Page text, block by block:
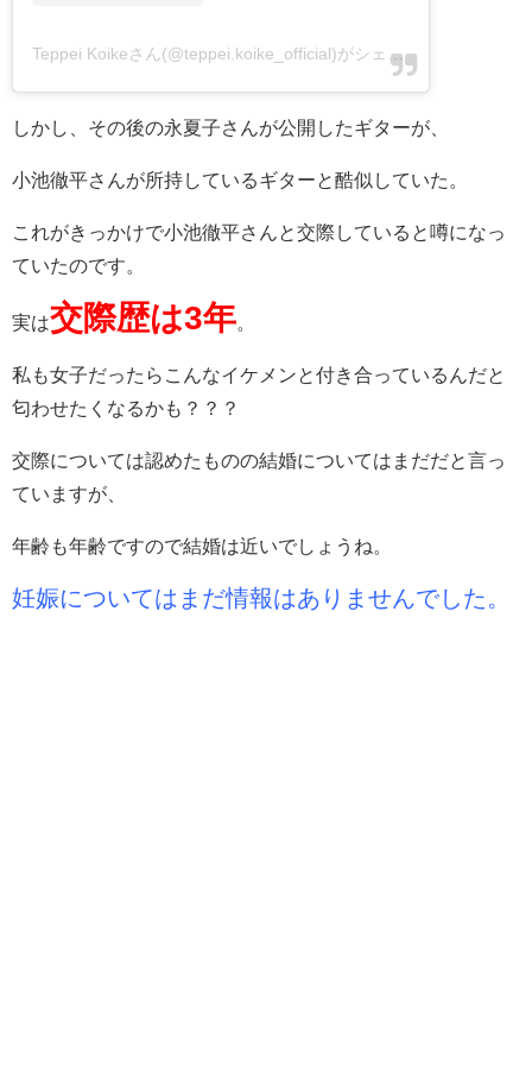
Teppei Koikeさん(@teppei.koike_official)がシェアした投稿
しかし、その後の永夏子さんが公開したギターが、
小池徹平さんが所持しているギターと酷似していた。
これがきっかけで小池徹平さんと交際していると噂になっ
ていたのです。
実は交際歴は3年
私も女子だったらこんなイケメンと付き合っているんだと
匂わせたくなるかも？？？
交際については認めたものの結婚についてはまだだと言っ
ていますが、
年齢も年齢ですので結婚は近いでしょうね。
妊娠についてはまだ情報はありませんでした。